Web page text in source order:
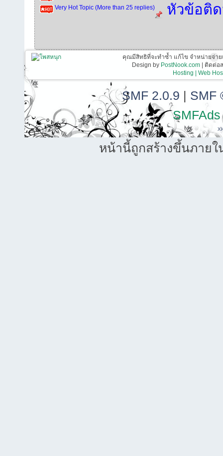
Very Hot Topic (More than 25 replies)
หัวข้อติ
คุณมีสิทธิที่จะทำซ้ำ แก้ไข จำหน่ายจ่า
Design by PostNook.com| ติดต่อส
Hosting | Web
SMF 2.0.9 | SMF
SMFAds
หน้านี้ถูกสร้างขึ้นภายใ